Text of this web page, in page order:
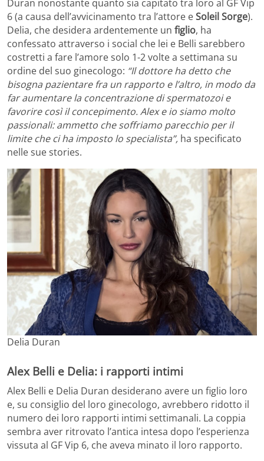
Duran nonostante quanto sia capitato tra loro al GF Vip
6 (a causa dell’avvicinamento tra l’attore eSoleil Sorge).
Delia, che desidera ardentemente un figlio, ha
confessato attraverso i social che lei e Belli sarebbero
costretti a fare l’amore solo 1-2 volte a settimana su
ordine del suo ginecologo: “Il dottore ha detto che
bisogna pazientare fra un rapporto e l’altro, in modo da
far aumentare la concentrazione di spermatozoi e
favorire così il concepimento. Alex e io siamo molto
passionali: ammetto che soffriamo parecchio per il
limite che ci ha imposto lo specialista”, ha specificato
nelle sue stories.
Delia Duran
Alex Belli e Delia: i rapporti intimi
Alex Belli e Delia Duran desiderano avere un figlio loro
e, su consiglio del loro ginecologo, avrebbero ridotto il
numero dei loro rapporti intimi settimanali. La coppia
sembra aver ritrovato l’antica intesa dopo l’esperienza
vissuta al GF Vip 6, che aveva minato il loro rapporto.